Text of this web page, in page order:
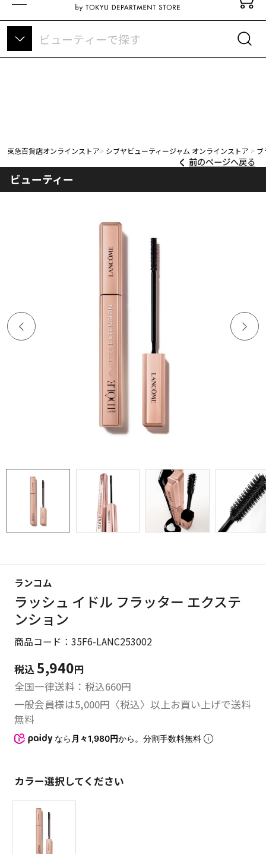
東急百貨店オンラインストアについて
東急百貨店オンラインストア シブヤビューティージャム オンラインストア ブ
前のページへ戻る
ランコム
ラッシュ イドル フラッター エクステ
ンション
商品コード：35F6-LANC253002
税込5,940円
全国一律送料：税込660円
一般会員様は5,000円〈税込〉以上お買い上げで送料
無料
なら 月々1,980円から。分割手数料無料
カラー選択してください
ビューティー